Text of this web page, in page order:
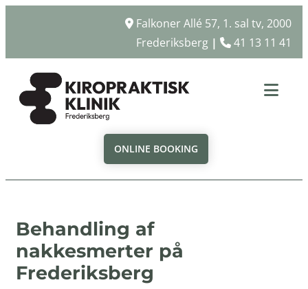
 Falkoner Allé 57, 1. sal tv, 2000
Frederiksberg |  41 13 11 41
ONLINE BOOKING
Behandling af
nakkesmerter på
Frederiksberg